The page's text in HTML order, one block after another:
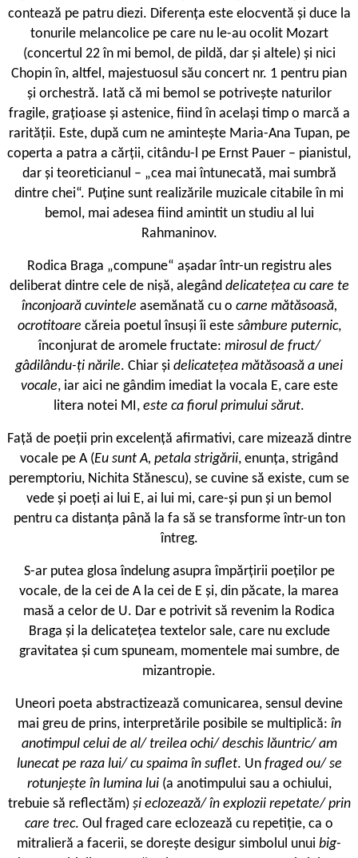
contează pe patru diezi. Diferența este elocventă și duce la
tonurile melancolice pe care nu le-au ocolit Mozart
(concertul 22 în mi bemol, de pildă, dar și altele) și nici
Chopin în, altfel, majestuosul său concert nr. 1 pentru pian
și orchestră. Iată că mi bemol se potrivește naturilor
fragile, grațioase și astenice, fiind în același timp o marcă a
rarității. Este, după cum ne amintește Maria-Ana Tupan, pe
coperta a patra a cărții, citându-l pe Ernst Pauer – pianistul,
dar și teoreticianul – „cea mai întunecată, mai sumbră
dintre chei“. Puține sunt realizările muzicale citabile în mi
bemol, mai adesea fiind amintit un studiu al lui
Rahmaninov.
Rodica Braga „compune“ așadar într-un registru ales
deliberat dintre cele de nișă, alegând delicatețea cu care te
înconjoară cuvintele asemănată cu o carne mătăsoasă,
ocrotitoare căreia poetul însuși îi este sâmbure puternic,
înconjurat de aromele fructate: mirosul de fruct/
gâdilându-ți nările. Chiar și delicatețea mătăsoasă a unei
vocale, iar aici ne gândim imediat la vocala E, care este
litera notei MI, este ca fiorul primului sărut.
Față de poeții prin excelență afirmativi, care mizează dintre
vocale pe A (Eu sunt A, petala strigării, enunța, strigând
peremptoriu, Nichita Stănescu), se cuvine să existe, cum se
vede și poeți ai lui E, ai lui mi, care-și pun și un bemol
pentru ca distanța până la fa să se transforme într-un ton
întreg.
S-ar putea glosa îndelung asupra împărțirii poeților pe
vocale, de la cei de A la cei de E și, din păcate, la marea
masă a celor de U. Dar e potrivit să revenim la Rodica
Braga și la delicatețea textelor sale, care nu exclude
gravitatea și cum spuneam, momentele mai sumbre, de
mizantropie.
Uneori poeta abstractizează comunicarea, sensul devine
mai greu de prins, interpretările posibile se multiplică: în
anotimpul celui de al/ treilea ochi/ deschis lăuntric/ am
lunecat pe raza lui/ cu spaima în suflet. Un fraged ou/ se
rotunjește în lumina lui (a anotimpului sau a ochiului,
trebuie să reflectăm) și eclozează/ în explozii repetate/ prin
care trec. Oul fraged care eclozează cu repetiție, ca o
mitralieră a facerii, se dorește desigur simbolul unui big-